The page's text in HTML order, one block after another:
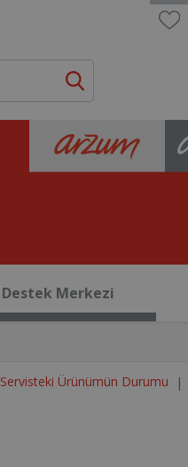
Destek Merkezi
Servisteki Ürünümün Durumu